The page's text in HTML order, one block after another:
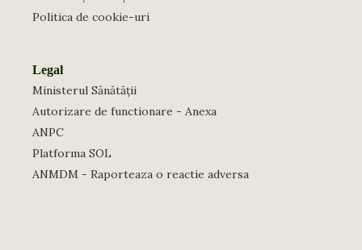
Politica de cookie-uri
Legal
Ministerul Sănătății
Autorizare de functionare - Anexa
ANPC
Platforma SOL
ANMDM - Raporteaza o reactie adversa